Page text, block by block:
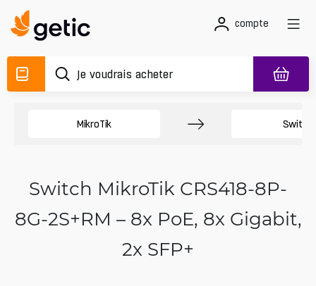
compte
MikroTik Switch
Switch MikroTik CRS418-8P-
8G-2S+RM – 8x PoE, 8x Gigabit,
2x SFP+